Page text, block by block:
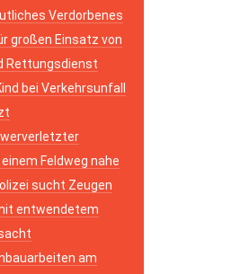
Verdorbenes
großen Einsatz von
Rettungsdienst
bei Verkehrsunfall
Feldweg nahe
sucht Zeugen
entwendetem
am